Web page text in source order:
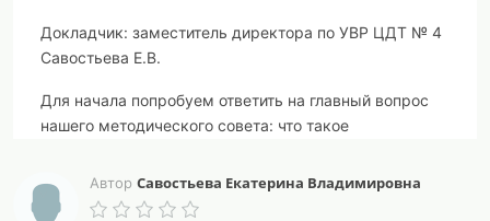
Докладчик: заместитель директора по УВР ЦДТ № 4
Савостьева Е.В.
Для начала попробуем ответить на главный вопрос
нашего методического совета: что такое
дополнительного образования?
Автор Савостьева Екатерина Владимировна